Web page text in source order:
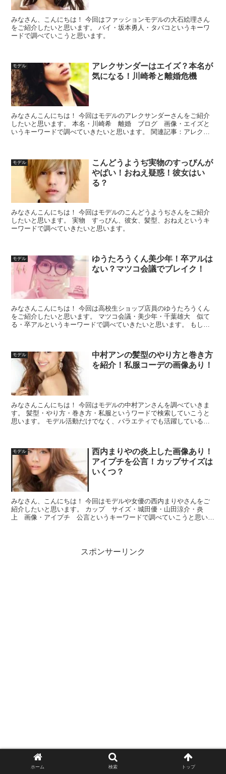
みなさん、こんにちは！ 今回はファッションモデルの大石絵理さん
をご紹介したいと思います。 バイ・坂本勇人・タバコというキーワ
ードで調べていこうと思います。
モデル
アレクサンダーはエイズ？本名が
気になる！川崎希と離婚危機
みなさんこんにちは！ 今回はモデルのアレクサンダーさんをご紹介
したいと思います。 本名・川崎希 離婚 ブログ 画像・エイズと
いうキーワードで調べていきたいと思います。 関連記事：アレクサ
モデル
こんどうようぢ実物のすっぴんが
やばい！おねえ疑惑！彼女はい
る？
みなさんこんにちは！ 今回はモデルのこんどうようぢさんをご紹介
したいと思います。 実物 すっぴん、彼女、髪型、おねえというキ
ーワードで調べていきたいと思います。
モデル
ゆうたろうくん美少年！卒アルは
ない？マツコ会議でブレイク！
みなさんこんにちは！ 今回は高校生ショップ店員のゆうたろうくん
をご紹介したいと思います。 マツコ会議・美少年・千葉雄大 似て
る・卒アルというキーワードで調べていきたいと思います。 もし、
モデル
中村アンの髪型のやり方と巻き方
を紹介！私服コーデの画像あり！
みなさんこんにちは！ 今回はモデルの中村アンさんを調べていきま
す。 髪型・やり方・巻き方・私服というワードで検索していこうと
思います。 モデル活動だけでなく、バラエティでも活躍しているモ
モデル
西内まりやの炎上した画像あり！
アイプチを公言！カップサイズは
いくつ？
みなさん、こんにちは！ 今回はモデルや女優の西内まりやさんをご
紹介したいと思います。 カップ サイズ・城田優・山田涼介・炎
上 画像・アイプチ 公言というキーワードで調べていこうと思いま
スポンサーリンク
ホーム 検索 トップ